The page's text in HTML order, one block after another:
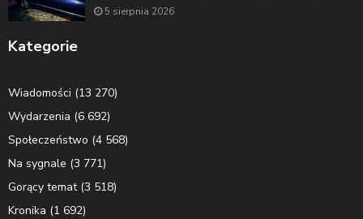
5 sierpnia 2026
Kategorie
Wiadomości (13 270)
Wydarzenia (6 692)
Społeczeństwo (4 568)
Na sygnale (3 771)
Gorący temat(3 518)
Kronika (1 692)